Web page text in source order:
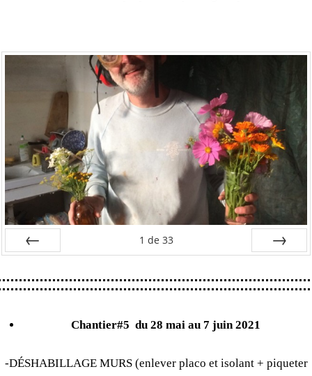
1 de 33
Chantier#5 du 28 mai au 7 juin 2021
-DÉSHABILLAGE MURS (enlever placo et isolant + piqueter